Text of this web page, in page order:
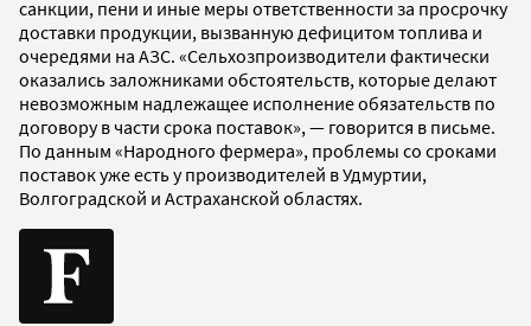
санкции, пени и иные меры ответственности за просрочку
доставки продукции, вызванную дефицитом топлива и
очередями на АЗС. «Сельхозпроизводители фактически
оказались заложниками обстоятельств, которые делают
невозможным надлежащее исполнение обязательств по
договору в части срока поставок», — говорится в письме.
По данным «Народного фермера», проблемы со сроками
поставок уже есть у производителей в Удмуртии,
Волгоградской и Астраханской областях.